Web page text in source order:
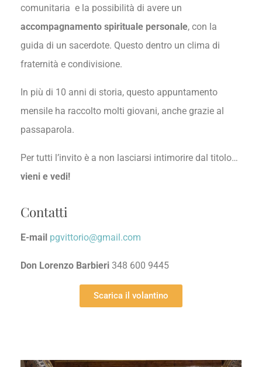
comunitaria e la possibilità di avere un
accompagnamento spirituale personale, con la
guida di un sacerdote. Questo dentro un clima di
fraternità e condivisione.
In più di 10 anni di storia, questo appuntamento
mensile ha raccolto molti giovani, anche grazie al
passaparola.
Per tutti l’invito è a non lasciarsi intimorire dal titolo…
vieni e vedi!
Contatti
E-mail pgvittorio@gmail.com
Don Lorenzo Barbieri 348 600 9445
Scarica il volantino